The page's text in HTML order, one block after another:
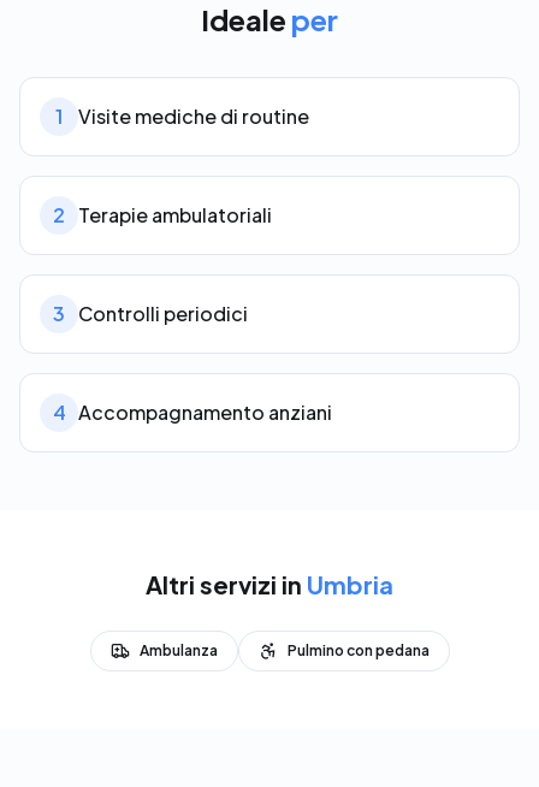
Ideale per
1 Visite mediche di routine
2 Terapie ambulatoriali
3 Controlli periodici
4 Accompagnamento anziani
Altri servizi in Umbria
Ambulanza Pulmino con pedana